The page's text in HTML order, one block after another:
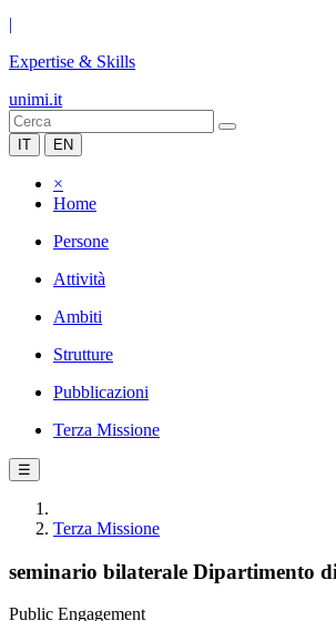
|
Expertise & Skills
unimi.it
IT EN
×
Home
Persone
Attività
Ambiti
Strutture
Pubblicazioni
Terza Missione
☰
Terza Missione
seminario bilaterale Dipartimento
Public Engagement